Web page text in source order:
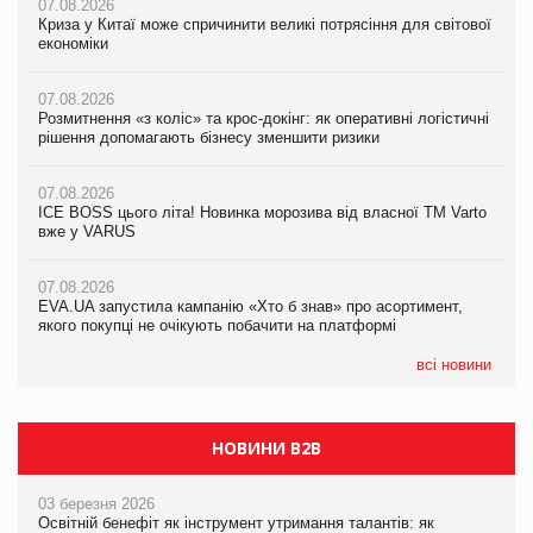
07.08.2026
Криза у Китаї може спричинити великі потрясіння для світової
економіки
07.08.2026
Розмитнення «з коліс» та крос-докінг: як оперативні логістичні
рішення допомагають бізнесу зменшити ризики
07.08.2026
ICE BOSS цього літа! Новинка морозива від власної ТМ Varto
вже у VARUS
07.08.2026
EVA.UA запустила кампанію «Хто б знав» про асортимент,
якого покупці не очікують побачити на платформі
всі новини
07.08.2026
ICE BOSS цього літа! Новинка морозива від власної ТМ Varto
07.08.2026
EVA.UA запустила кампанію «Хто б знав» про асортимент,
06.08.2026
Смачна новинка для хвостатих: у VARUS з’явилися паучі
05.08.2026
Мережа супермаркетів VARUS купує мережу магазинів
07.08.2026
Криза у Китаї може спричинити великі потрясіння для світової
економіки
07.08.2026
Kraft Heinz скоротила збиток у першому півріччі
Продажі Hugo Boss впали на 9%
НОВИНИ B2B
03 березня 2026
Освітній бенефіт як інструмент утримання талантів: як